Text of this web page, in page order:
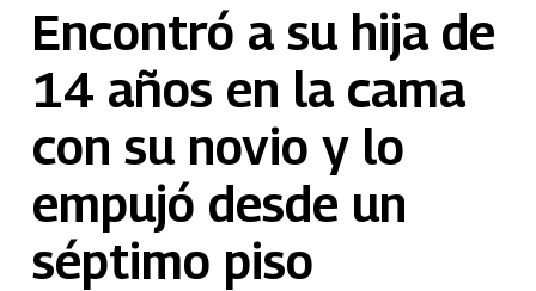
Encontró a su hija de
14 años en la cama
con su novio y lo
empujó desde un
séptimo piso